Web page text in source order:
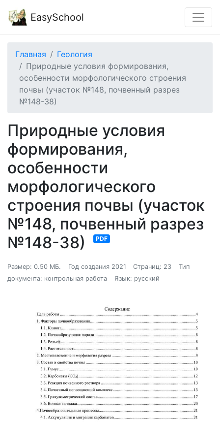
EasySchool
Главная
Геология
Природные условия формирования,
особенности морфологического строения
почвы (участок №148, почвенный разрез
№148-38)
Природные условия
формирования,
особенности
морфологического
строения почвы (участок
№148, почвенный разрез
№148-38)
PDF
Размер: 0.50 МБ. Год создания 2021 Страниц: 23
Тип
документа: контрольная работа
Язык: русский